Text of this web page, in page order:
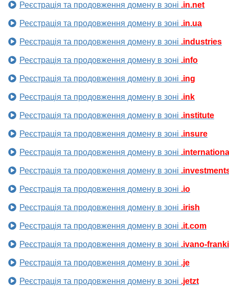
Реєстрація та продовження домену в зоні .in.net
Реєстрація та продовження домену в зоні .in.ua
Реєстрація та продовження домену в зоні .industries
Реєстрація та продовження домену в зоні .info
Реєстрація та продовження домену в зоні .ing
Реєстрація та продовження домену в зоні .ink
Реєстрація та продовження домену в зоні .institute
Реєстрація та продовження домену в зоні .insure
Реєстрація та продовження домену в зоні
Реєстрація та продовження домену в зоні
Реєстрація та продовження домену в зоні .io
Реєстрація та продовження домену в зоні .irish
Реєстрація та продовження домену в зоні .it.com
Реєстрація та продовження домену в зоні .ivano-
Реєстрація та продовження домену в зоні .je
Реєстрація та продовження домену в зоні .jetzt